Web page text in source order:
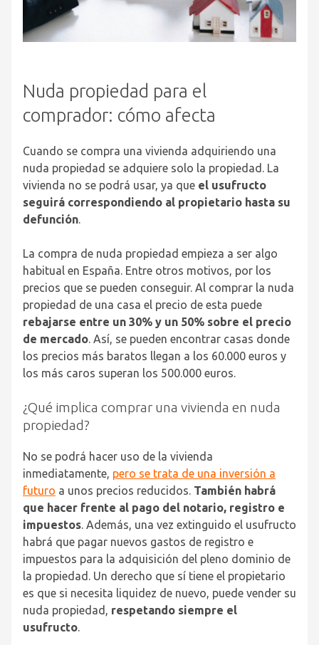
Nuda propiedad para el
comprador: cómo afecta
Cuando se compra una vivienda adquiriendo una
nuda propiedad se adquiere solo la propiedad. La
vivienda no se podrá usar, ya que el usufructo
seguirá correspondiendo al propietario hasta su
defunción.
La compra de nuda propiedad empieza a ser algo
habitual en España. Entre otros motivos, por los
precios que se pueden conseguir. Al comprar la nuda
propiedad de una casa el precio de esta puede
rebajarse entre un 30% y un 50% sobre el precio
de mercado. Así, se pueden encontrar casas donde
los precios más baratos llegan a los 60.000 euros y
los más caros superan los 500.000 euros.
¿Qué implica comprar una vivienda en nuda
propiedad?
No se podrá hacer uso de la vivienda
inmediatamente, pero se trata de una inversión a
futuro a unos precios reducidos. También habrá
que hacer frente al pago del notario, registro e
impuestos. Además, una vez extinguido el usufructo
habrá que pagar nuevos gastos de registro e
impuestos para la adquisición del pleno dominio de
la propiedad. Un derecho que sí tiene el propietario
es que si necesita liquidez de nuevo, puede vender su
nuda propiedad, respetando siempre el
usufructo.